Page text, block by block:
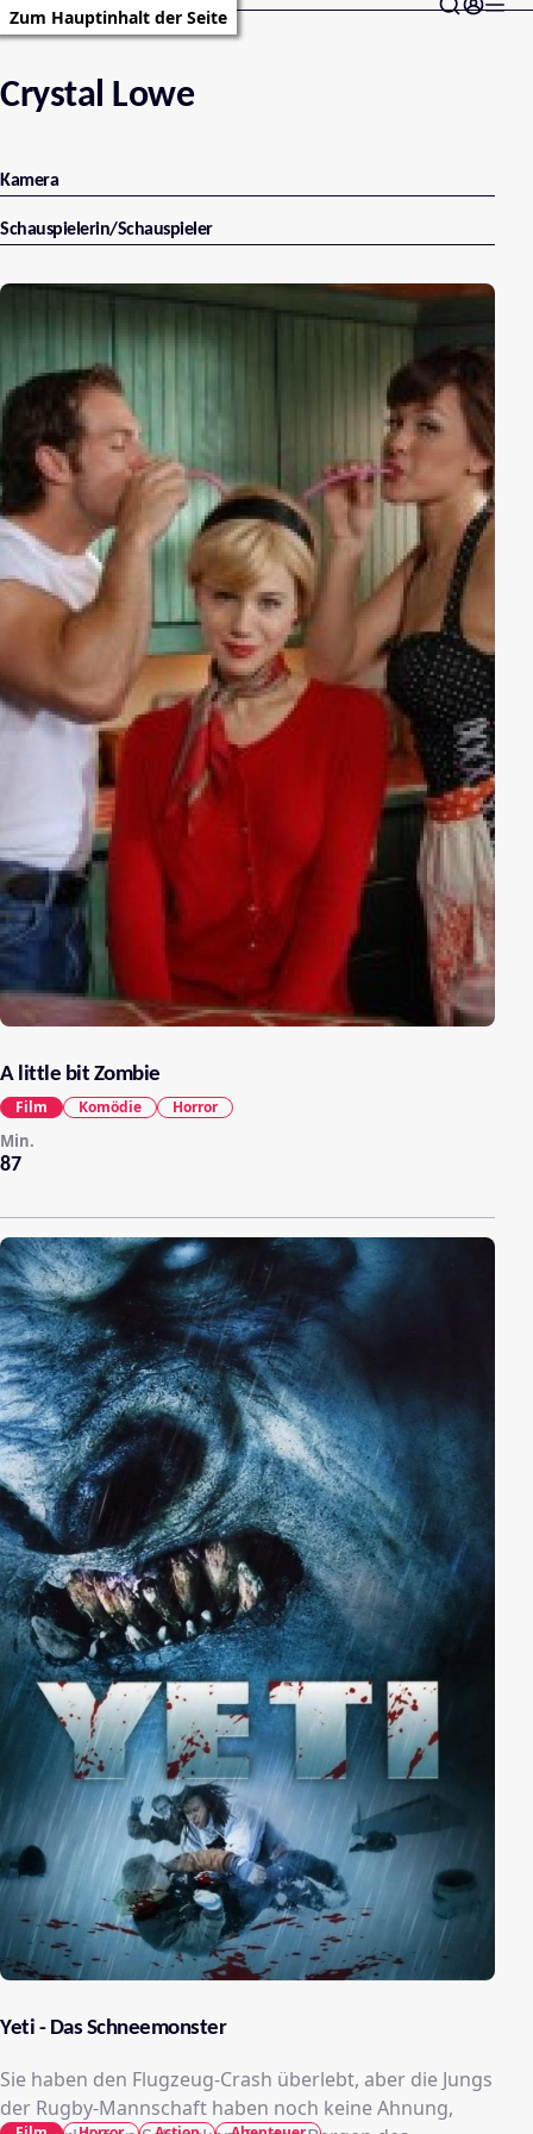
Zum Hauptinhalt der Seite
Crystal Lowe
Kamera
Schauspielerin/Schauspieler
A little bit Zombie
87
Min.
Film Komödie Horror
Yeti - Das Schneemonster
Sie haben den Flugzeug-Crash überlebt, aber die Jungs
der Rugby-Mannschaft haben noch keine Ahnung,